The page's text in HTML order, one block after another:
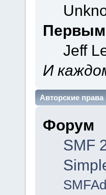
Первым
Jeff
И
Авторские права
Форум
SMF